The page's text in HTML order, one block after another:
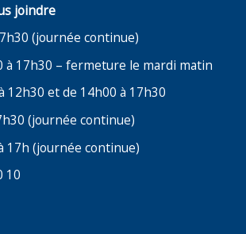
joindre
(journée continue)
à 17h30 – fermeture le mardi matin
12h30 et de 14h00 à 17h30
(journée continue)
17h (journée continue)
10